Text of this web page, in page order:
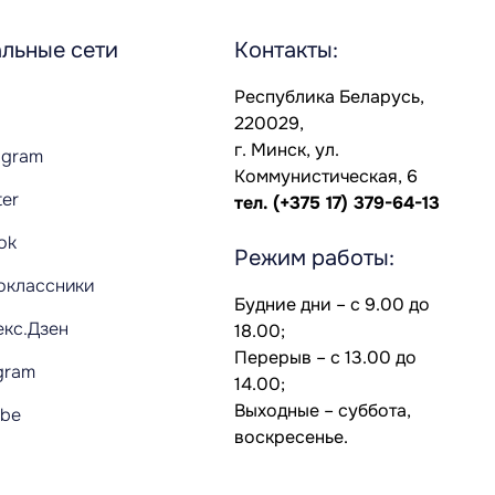
сети Контакты:
Республика Беларусь,
220029,
г. Минск, ул.
Коммунистическая, 6
тел. (+375 17) 379-64-13
Режим работы:
Будние дни – с 9.00 до
18.00;
Перерыв – с 13.00 до
14.00;
Выходные – суббота,
воскресенье.